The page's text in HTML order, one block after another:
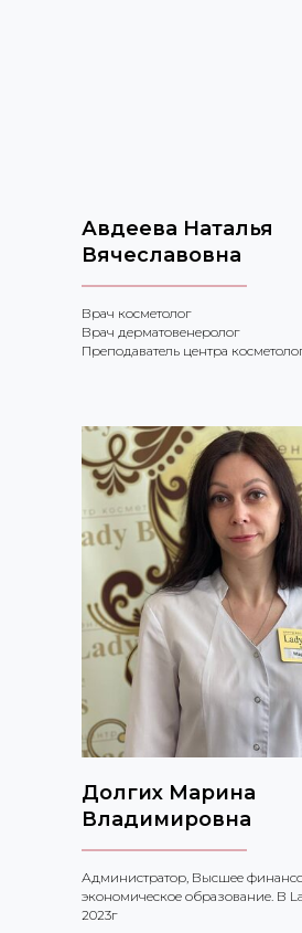
Авдеева Наталья
Вячеславовна
Врач косметолог
Врач дерматовенеролог
Преподаватель центра
Долгих Марина
Владимировна
Администратор, Высшее
экономическое образование. В
2023г